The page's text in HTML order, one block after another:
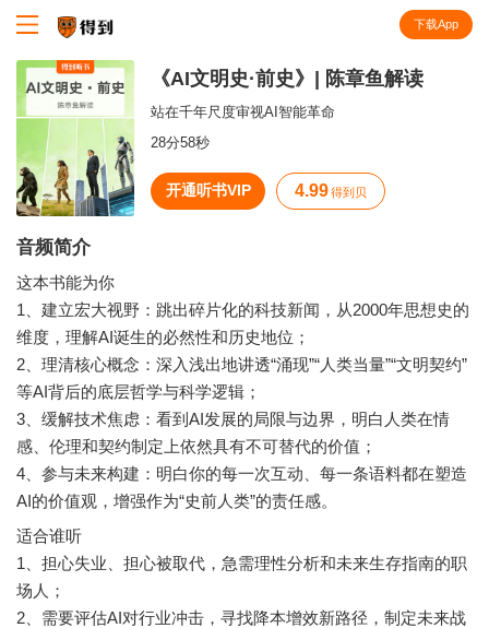
下载App
《AI文明史·前史》| 陈章鱼解读
站在千年尺度审视AI智能革命
28分58秒
开通听书VIP 4.99 得到贝
音频简介
这本书能为你
1、建立宏大视野：跳出碎片化的科技新闻，从2000年思想史的
维度，理解AI诞生的必然性和历史地位；
2、理清核心概念：深入浅出地讲透“涌现”“人类当量”“文明契约”
等AI背后的底层哲学与科学逻辑；
3、缓解技术焦虑：看到AI发展的局限与边界，明白人类在情
感、伦理和契约制定上依然具有不可替代的价值；
4、参与未来构建：明白你的每一次互动、每一条语料都在塑造
AI的价值观，增强作为“史前人类”的责任感。
适合谁听
1、担心失业、担心被取代，急需理性分析和未来生存指南的职
场人；
2、需要评估AI对行业冲击，寻找降本增效新路径，制定未来战